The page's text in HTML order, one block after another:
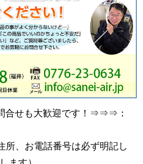
合せも大歓迎です！⇒⇒⇒：
所、お電話番号は必ず明記し